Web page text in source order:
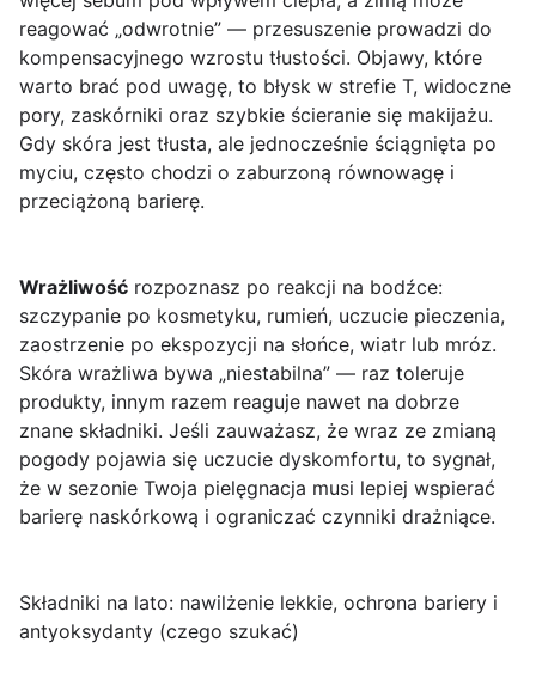
reagować „odwrotnie” — przesuszenie prowadzi do
kompensacyjnego wzrostu tłustości. Objawy, które
warto brać pod uwagę, to błysk w strefie T, widoczne
pory, zaskórniki oraz szybkie ścieranie się makijażu.
Gdy skóra jest tłusta, ale jednocześnie ściągnięta po
myciu, często chodzi o zaburzoną równowagę i
przeciążoną barierę.
Wrażliwość rozpoznasz po reakcji na bodźce:
szczypanie po kosmetyku, rumień, uczucie pieczenia,
zaostrzenie po ekspozycji na słońce, wiatr lub mróz.
Skóra wrażliwa bywa „niestabilna” — raz toleruje
produkty, innym razem reaguje nawet na dobrze
znane składniki. Jeśli zauważasz, że wraz ze zmianą
pogody pojawia się uczucie dyskomfortu, to sygnał,
że w sezonie Twoja pielęgnacja musi lepiej wspierać
barierę naskórkową i ograniczać czynniki drażniące.
Składniki na lato: nawilżenie lekkie, ochrona bariery i
antyoksydanty (czego szukać)